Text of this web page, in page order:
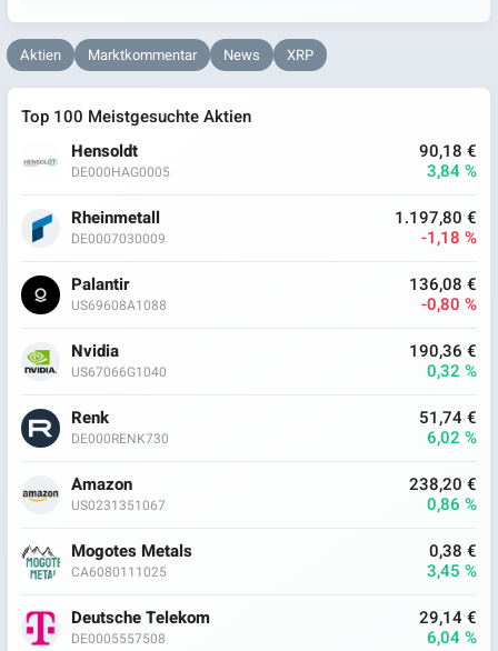
Aktien Marktkommentar News XRP
Top 100 Meistgesuchte Aktien
Hensoldt
DE000HAG0005
90,18 €
3,84 %
Rheinmetall
DE0007030009
1.197,80 €
-1,18 %
Palantir
US69608A1088
136,08 €
-0,80 %
Nvidia
US67066G1040
190,36 €
0,32 %
Renk
DE000RENK730
51,74 €
6,02 %
Amazon
US0231351067
238,20 €
0,86 %
Mogotes Metals
CA6080111025
0,38 €
3,45 %
Deutsche Telekom
DE0005557508
29,14 €
6,04 %